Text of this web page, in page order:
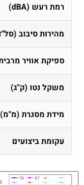
רמת רעש (dBA)
מהירות סיבוב
ספיקת אוויר
משקל נטו (ק"ג)
מידת מסגרת (מ"מ)
עקומת ביצועים